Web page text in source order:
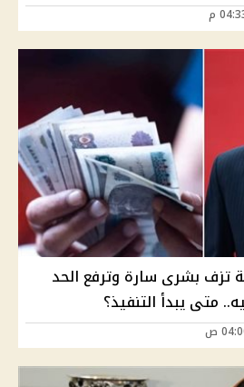
تزف بشرى سارة وترفع الحد